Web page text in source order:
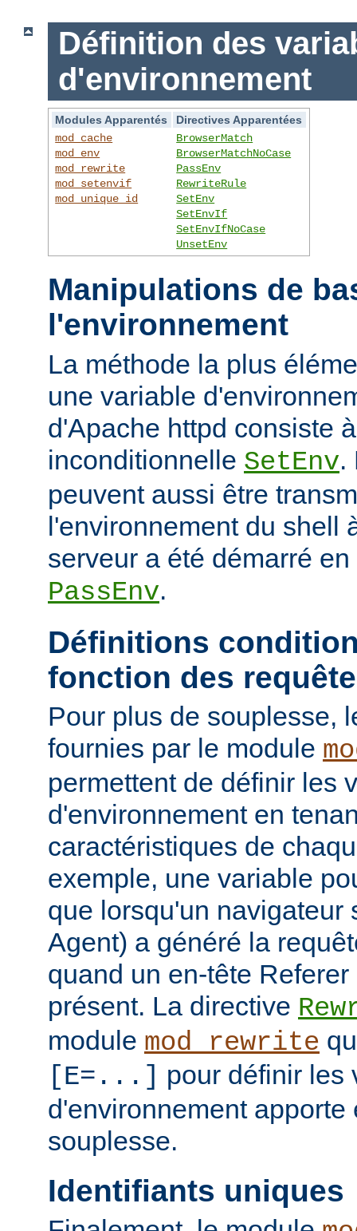
Définition des
d'environnement
Modules Apparentés
Directives Apparentées
mod_cache
mod_env
mod_rewrite
mod_setenvif
mod_unique_id
BrowserMatch
BrowserMatchNoCase
PassEnv
RewriteRule
SetEnv
SetEnvIf
SetEnvIfNoCase
UnsetEnv
Manipulations de
l'environnement
La méthode la plus
une variable
d'Apache httpd consiste
inconditionnelle SetEnv.
peuvent aussi être
l'environnement du shell
serveur a été démarré
PassEnv.
Définitions
fonction des
Pour plus de souplesse,
fournies par le module
permettent de définir les
d'environnement en
caractéristiques de
exemple, une variable
que lorsqu'un navigateur
Agent) a généré la
quand un en-tête
présent. La directive
module mod_rewrite
[E=...] pour définir les
d'environnement apporte
souplesse.
Identifiants uniques